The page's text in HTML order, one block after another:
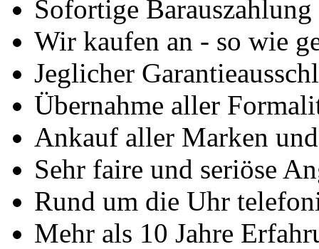
Sofortige
Wir kaufen an - so wie
Jeglicher
Übernahme aller
Ankauf aller Marken
Sehr faire und seriöse
Rund um die Uhr
Mehr als 10 Jahre